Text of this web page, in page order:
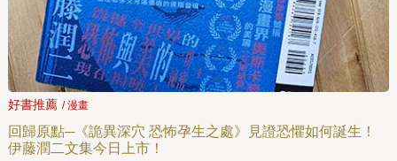
好書推薦 / 漫畫
回歸原點─《詭異深穴 恐怖孕生之處》見證恐懼如何誕生！
伊藤潤二文集今日上市！